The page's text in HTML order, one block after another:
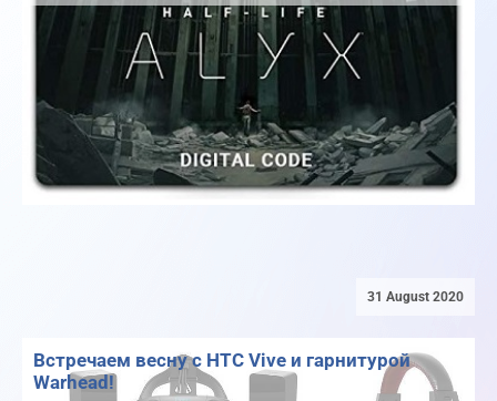
31 August 2020
Встречаем весну с HTC Vive и гарнитурой
Warhead!